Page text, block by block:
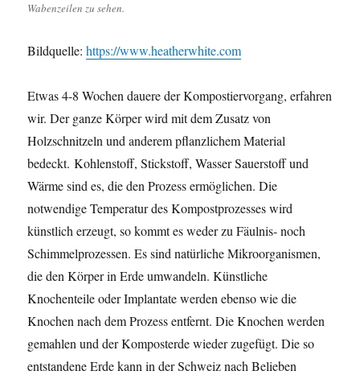
Wabenzeilen zu sehen.
Bildquelle:https://www.heatherwhite.com
Etwas 4-8 Wochen dauere der Kompostiervorgang, erfahren
wir. Der ganze Körper wird mit dem Zusatz von
Holzschnitzeln und anderem pflanzlichem Material
bedeckt. Kohlenstoff, Stickstoff, Wasser Sauerstoff und
Wärme sind es, die den Prozess ermöglichen. Die
notwendige Temperatur des Kompostprozesses wird
künstlich erzeugt, so kommt es weder zu Fäulnis- noch
Schimmelprozessen. Es sind natürliche Mikroorganismen,
die den Körper in Erde umwandeln. Künstliche
Knochenteile oder Implantate werden ebenso wie die
Knochen nach dem Prozess entfernt. Die Knochen werden
gemahlen und der Komposterde wieder zugefügt. Die so
entstandene Erde kann in der Schweiz nach Belieben